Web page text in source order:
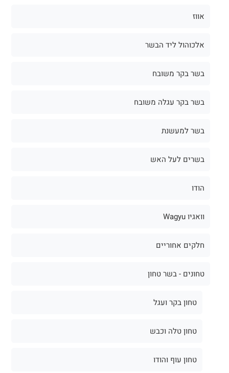
אווז
אלכוהול ליד הבשר
בשר בקר משובח
בשר בקר עגלה משובח
בשר למעשנת
בשרים לעל האש
הודו
וואגיו Wagyu
חלקים אחוריים
טחונים - בשר טחון
טחון בקר ועגל
טחון טלה וכבש
טחון עוף והודו